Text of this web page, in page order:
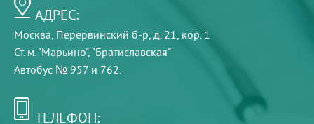
АДРЕС:
Москва, Перервинский б-р, д. 21, кор. 1
Ст. м. "Марьино", "Братиславская"
Автобус № 957 и 762.
ТЕЛЕФОН: